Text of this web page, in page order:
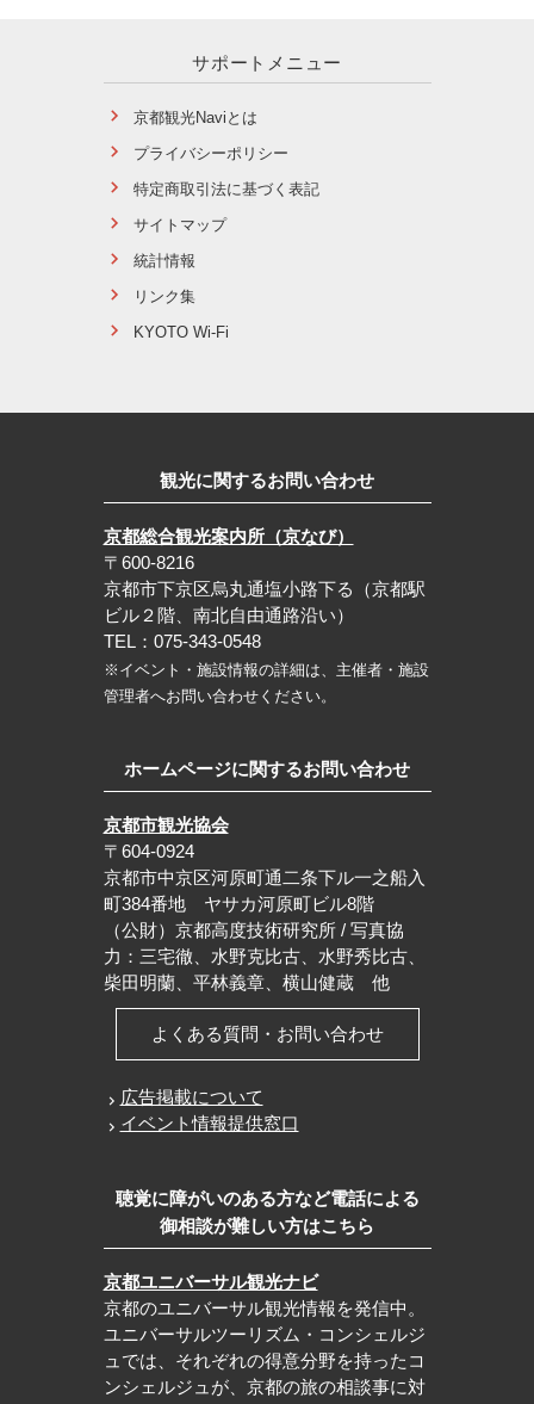
サポートメニュー
京都観光Naviとは
プライバシーポリシー
特定商取引法に基づく表記
サイトマップ
統計情報
リンク集
KYOTO Wi-Fi
観光に関するお問い合わせ
京都総合観光案内所（京なび）
〒600-8216
京都市下京区烏丸通塩小路下る（京都駅
ビル２階、南北自由通路沿い）
TEL：075-343-0548
※イベント・施設情報の詳細は、主催者・施設
管理者へお問い合わせください。
ホームページに関するお問い合わせ
京都市観光協会
〒604-0924
京都市中京区河原町通二条下ル一之船入
町384番地 ヤサカ河原町ビル8階
（公財）京都高度技術研究所 / 写真協
力：三宅徹、水野克比古、水野秀比古、
柴田明蘭、平林義章、横山健蔵 他
よくある質問・お問い合わせ
広告掲載について
イベント情報提供窓口
聴覚に障がいのある方など電話による
御相談が難しい方はこちら
京都ユニバーサル観光ナビ
京都のユニバーサル観光情報を発信中。
ユニバーサルツーリズム・コンシェルジ
ュでは、それぞれの得意分野を持ったコ
ンシェルジュが、京都の旅の相談事に対